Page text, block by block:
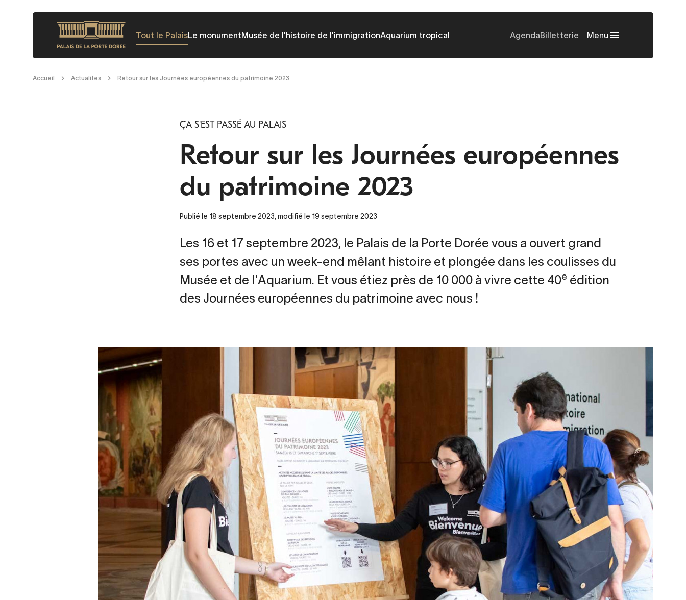
principal
Tout le PalaisLe monumentMusée de l'histoire de l'immigrationAquarium tropical AgendaBilletterie Menu
Fil
Accueil Actualites Retour sur les Journées européennes du patrimoine 2023
ÇA S'EST PASSÉ AU PALAIS
Retour sur les Journées européennes
du patrimoine 2023
Publié le 18 septembre 2023, modifié le 19 septembre 2023
Les 16 et 17 septembre 2023, le Palais de la Porte Dorée vous a ouvert grand
ses portes avec un week-end mêlant histoire et plongée dans les coulisses du
Musée et de l'Aquarium. Et vous étiez près de 10 000 à vivre cette 40e édition
des Journées européennes du patrimoine avec nous !